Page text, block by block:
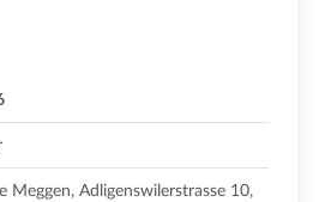
Meggen, Adligenswilerstrasse 10,